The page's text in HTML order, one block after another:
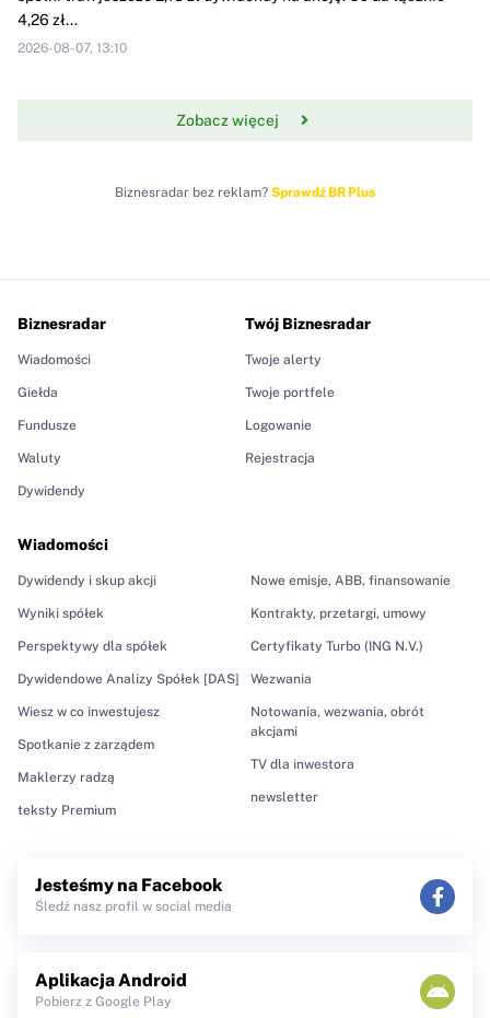
4,26 zł...
2026-08-07, 13:10
Zobacz więcej
Biznesradar bez reklam? Sprawdź BR Plus
Biznesradar
Wiadomości
Giełda
Fundusze
Waluty
Dywidendy
Wiadomości
Dywidendy i skup akcji
Wyniki spółek
Perspektywy dla spółek
Dywidendowe Analizy Spółek [DAS]
Wiesz w co inwestujesz
Spotkanie z zarządem
Maklerzy radzą
teksty Premium
Nowe emisje, ABB, finansowanie
Kontrakty, przetargi, umowy
Certyfikaty Turbo (ING N.V.)
Wezwania
Notowania, wezwania, obrót
akcjami
TV dla inwestora
newsletter
Twój Biznesradar
Twoje alerty
Twoje portfele
Logowanie
Rejestracja
Jesteśmy na Facebook
Śledź nasz profil w social media
Aplikacja Android
Pobierz z Google Play